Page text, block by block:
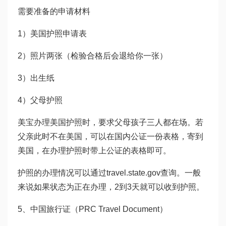
需要准备的申请材料
1）美国护照申请表
2）照片两张（检验合格后会退给你一张）
3）出生纸
4）父母护照
美宝办理美国护照时，要求父母孩子三人都在场。若
父亲此时不在美国，可以在国内公证一份表格，寄到
美国，在办理护照时带上公证的表格即可。
护照的办理情况可以通过travel.state.gov查询。一般
来说如果状态为正在办理，2到3天就可以收到护照。
5、中国旅行证（PRC Travel Document）